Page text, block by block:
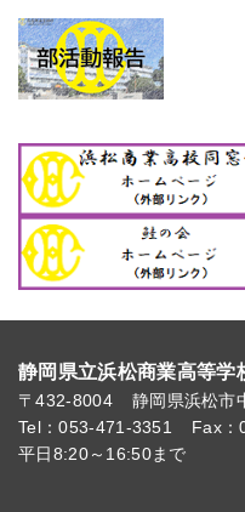
静岡県立浜松商業高等学
〒432-8004
静岡県浜松市
Tel：053-471-3351
Fax：
平日8:20～16:50まで